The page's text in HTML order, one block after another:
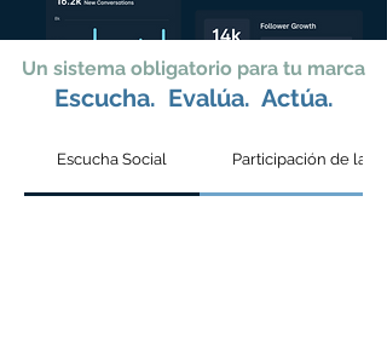
EMPRESAS Y MARCAS GLOBALES CONFIAN
Un sistema obligatorio para tu marca
Escucha. Evalúa. Actúa.
Escucha Social Participación de la